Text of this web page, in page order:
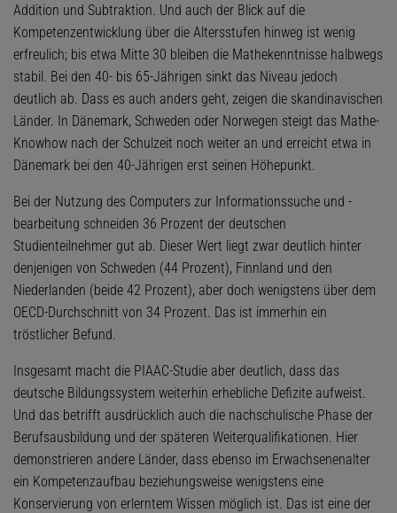
Addition und Subtraktion. Und auch der Blick auf die
Kompetenzentwicklung über die Altersstufen hinweg ist wenig
erfreulich; bis etwa Mitte 30 bleiben die Mathekenntnisse halbwegs
stabil. Bei den 40- bis 65-Jährigen sinkt das Niveau jedoch
deutlich ab. Dass es auch anders geht, zeigen die skandinavischen
Länder. In Dänemark, Schweden oder Norwegen steigt das Mathe-
Knowhow nach der Schulzeit noch weiter an und erreicht etwa in
Dänemark bei den 40-Jährigen erst seinen Höhepunkt.
Bei der Nutzung des Computers zur Informationssuche und -
bearbeitung schneiden 36 Prozent der deutschen
Studienteilnehmer gut ab. Dieser Wert liegt zwar deutlich hinter
denjenigen von Schweden (44 Prozent), Finnland und den
Niederlanden (beide 42 Prozent), aber doch wenigstens über dem
OECD-Durchschnitt von 34 Prozent. Das ist immerhin ein
tröstlicher Befund.
Insgesamt macht die PIAAC-Studie aber deutlich, dass das
deutsche Bildungssystem weiterhin erhebliche Defizite aufweist.
Und das betrifft ausdrücklich auch die nachschulische Phase der
Berufsausbildung und der späteren Weiterqualifikationen. Hier
demonstrieren andere Länder, dass ebenso im Erwachsenenalter
ein Kompetenzaufbau beziehungsweise wenigstens eine
Konservierung von erlerntem Wissen möglich ist. Das ist eine der